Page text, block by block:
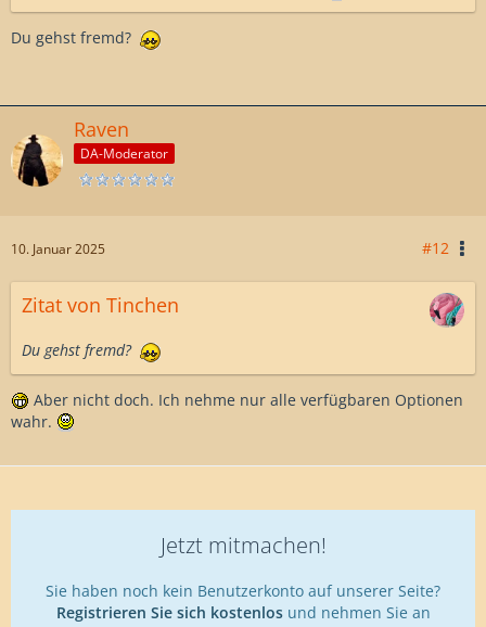
Du gehst fremd?
Raven
DA-Moderator
10. Januar 2025 #12
Zitat von Tinchen
Du gehst fremd?
Aber nicht doch. Ich nehme nur alle verfügbaren Optionen
wahr.
Jetzt mitmachen!
Sie haben noch kein Benutzerkonto auf unserer Seite?
Registrieren Sie sich kostenlosund nehmen Sie an